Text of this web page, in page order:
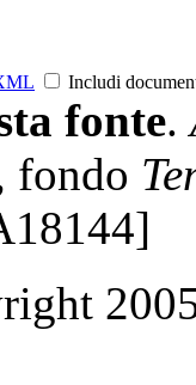
Includi
fonte.
fondo